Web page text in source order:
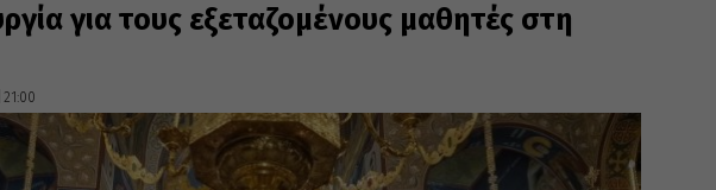
για τους εξεταζομένους μαθητές στη
21:00